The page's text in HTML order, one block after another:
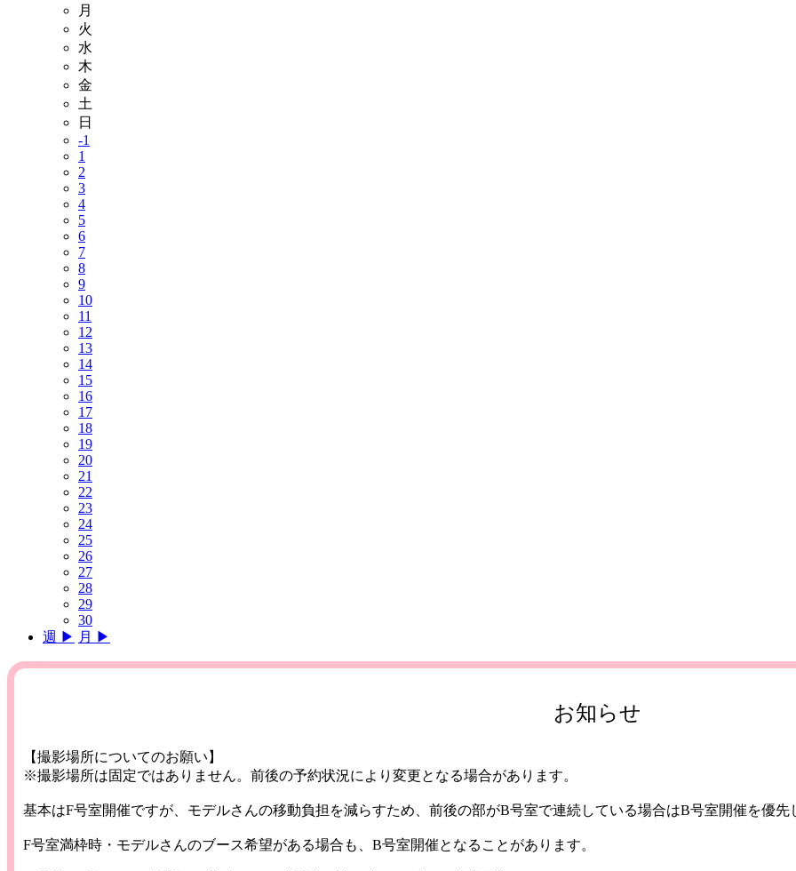
月
火
水
木
金
土
日
-1
1
2
3
4
5
6
7
8
9
10
11
12
13
14
15
16
17
18
19
20
21
22
23
24
25
26
27
28
29
30
週 ▶︎ 月 ▶︎
お知らせ
【撮影場所についてのお願い】
※撮影場所は固定ではありません。前後の予約状況により変更となる場合があります。
基本はF号室開催ですが、モデルさんの移動負担を減らすため、前後の部がB号室で連続している場合はB号室開催を優先
F号室満枠時・モデルさんのブース希望がある場合も、B号室開催となることがあります。